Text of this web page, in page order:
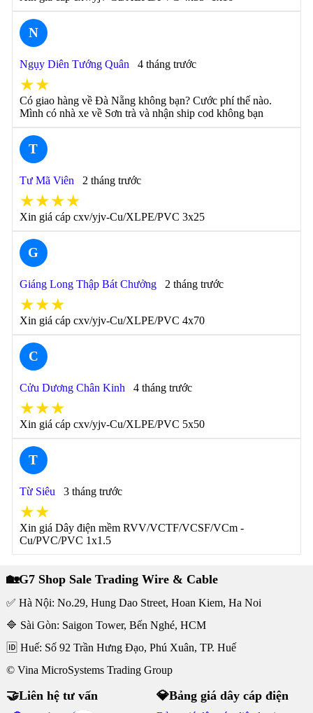
N
Ngụy Diên Tướng Quân 4 tháng trước
★★
Có giao hàng về Đà Nẵng không bạn? Cước phí thế nào.
Mình có nhà xe về Sơn trà và nhận ship cod không bạn
T
Tư Mã Viên 2 tháng trước
★★★★
Xin giá cáp cxv/yjv-Cu/XLPE/PVC 3x25
G
Giáng Long Thập Bát Chưởng 2 tháng trước
★★★
Xin giá cáp cxv/yjv-Cu/XLPE/PVC 4x70
C
Cửu Dương Chân Kinh 4 tháng trước
★★★
Xin giá cáp cxv/yjv-Cu/XLPE/PVC 5x50
T
Từ Siêu 3 tháng trước
★★
Xin giá Dây điện mềm RVV/VCTF/VCSF/VCm -
Cu/PVC/PVC 1x1.5
🏡G7 Shop Sale Trading Wire & Cable
✅ Hà Nội: No.29, Hung Dao Street, Hoan Kiem, Ha Noi
🔷 Sài Gòn: Saigon Tower, Bến Nghé, HCM
🆔 Huế: Số 92 Trần Hưng Đạo, Phú Xuân, TP. Huế
© Vina MicroSystems Trading Group
🤝Liên hệ tư vấn
💎Bảng giá dây cáp điện